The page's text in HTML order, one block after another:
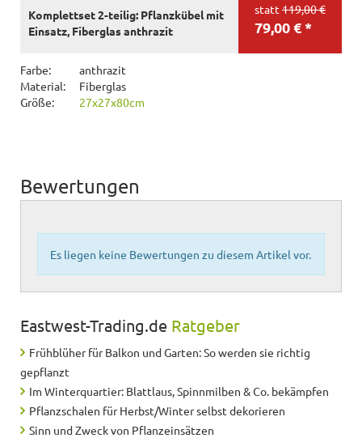
statt 119,00 €
79,00 € *
Komplettset 2-teilig: Pflanzkübel mit
Einsatz, Fiberglas anthrazit
Farbe:
anthrazit
Material:
Fiberglas
Größe:
27x27x80cm
Bewertungen
Es liegen keine Bewertungen zu diesem Artikel vor.
Eastwest-Trading.de Ratgeber
Frühblüher für Balkon und Garten: So werden sie richtig
gepflanzt
Im Winterquartier: Blattlaus, Spinnmilben & Co. bekämpfen
Pflanzschalen für Herbst/Winter selbst dekorieren
Sinn und Zweck von Pflanzeinsätzen